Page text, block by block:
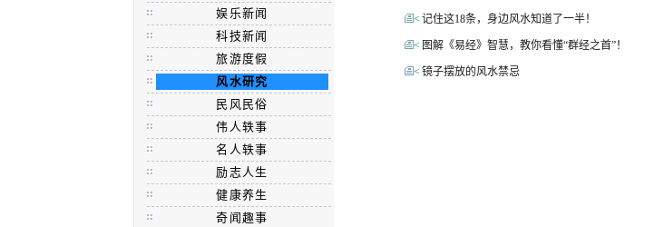
娱乐新闻
科技新闻
旅游度假
风水研究
民风民俗
伟人轶事
名人轶事
励志人生
健康养生
奇闻趣事
<记住这18条，身边风水知道了一半！
< 图解《易经》智慧，教你看懂“群经之首”！
<镜子摆放的风水禁忌